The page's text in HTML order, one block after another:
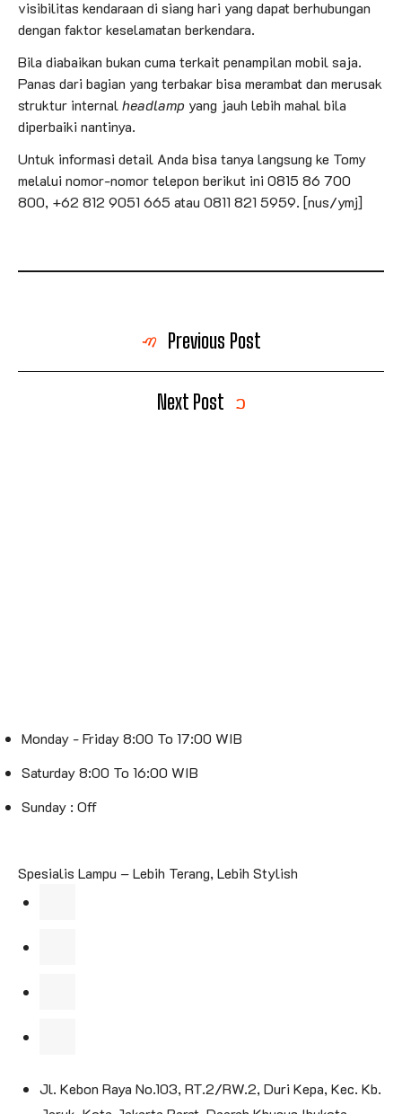
visibilitas kendaraan di siang hari yang dapat berhubungan
dengan faktor keselamatan berkendara.
Bila diabaikan bukan cuma terkait penampilan mobil saja.
Panas dari bagian yang terbakar bisa merambat dan merusak
struktur internalheadlamp yang jauh lebih mahal bila
diperbaiki nantinya.
Untuk informasi detail Anda bisa tanya langsung ke Tomy
melalui nomor-nomor telepon berikut ini 0815 86 700
800, +62 812 9051 665 atau 0811 821 5959. [nus/ymj]
Previous Post
Next Post
Monday - Friday 8:00 To 17:00 WIB
Saturday 8:00 To 16:00 WIB
Sunday : Off
Spesialis Lampu – Lebih Terang, Lebih Stylish
Jl. Kebon Raya No.103, RT.2/RW.2, Duri Kepa, Kec. Kb.